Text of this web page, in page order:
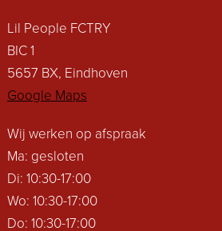
Lil People FCTRY
BIC 1
5657 BX, Eindhoven
Google Maps
Wij werken op afspraak
Ma: gesloten
Di: 10:30-17:00
Wo: 10:30-17:00
Do: 10:30-17:00